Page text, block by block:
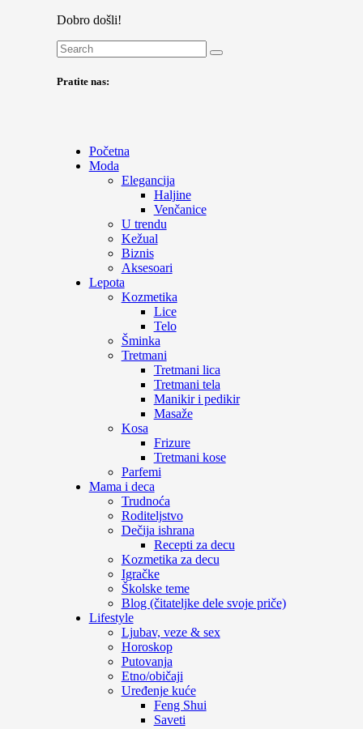
Dobro došli!
Pratite nas:
Početna
Moda
Elegancija
Haljine
Venčanice
U trendu
Kežual
Biznis
Aksesoari
Lepota
Kozmetika
Lice
Telo
Šminka
Tretmani
Tretmani lica
Tretmani tela
Manikir i pedikir
Masaže
Kosa
Frizure
Tretmani kose
Parfemi
Mama i deca
Trudnoća
Roditeljstvo
Dečija ishrana
Recepti za decu
Kozmetika za decu
Igračke
Školske teme
Blog (čitateljke dele svoje priče)
Lifestyle
Ljubav, veze & sex
Horoskop
Putovanja
Etno/običaji
Uređenje kuće
Feng Shui
Saveti